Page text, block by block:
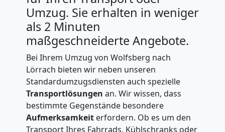
Umzug. Sie erhalten in weniger
als 2 Minuten
maßgeschneiderte Angebote.
Bei Ihrem Umzug von Wolfsberg nach
Lörrach bieten wir neben unseren
Standardumzugsdiensten auch spezielle
Transportlösungen an. Wir wissen, dass
bestimmte Gegenstände besondere
Aufmerksamkeit erfordern. Ob es um den
Transport Ihres Fahrrads, Kühlschranks oder